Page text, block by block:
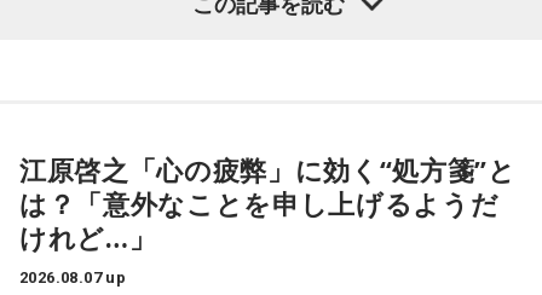
した作品なんですけど、まずは原作を読みました。それで、0
から1にするときに、心のなかで薪をくべて火種を燃やしてい
く。そして、風が吹いてめちゃめちゃ燃えていくみたいな。
そういったものを絶やさずに「自分だけでやっていくぞ！」
みたいな気持ちと、私がお家で音楽を作っているとき
◆“真逆な作り方”で楽曲制作
リーガルリリーは高校在学時から注目を集め、国内大型ロッ
江原啓之「心の疲弊」に効く“処方箋”と
は？「意外なことを申し上げるようだ
けれど…」
2026.08.07 up